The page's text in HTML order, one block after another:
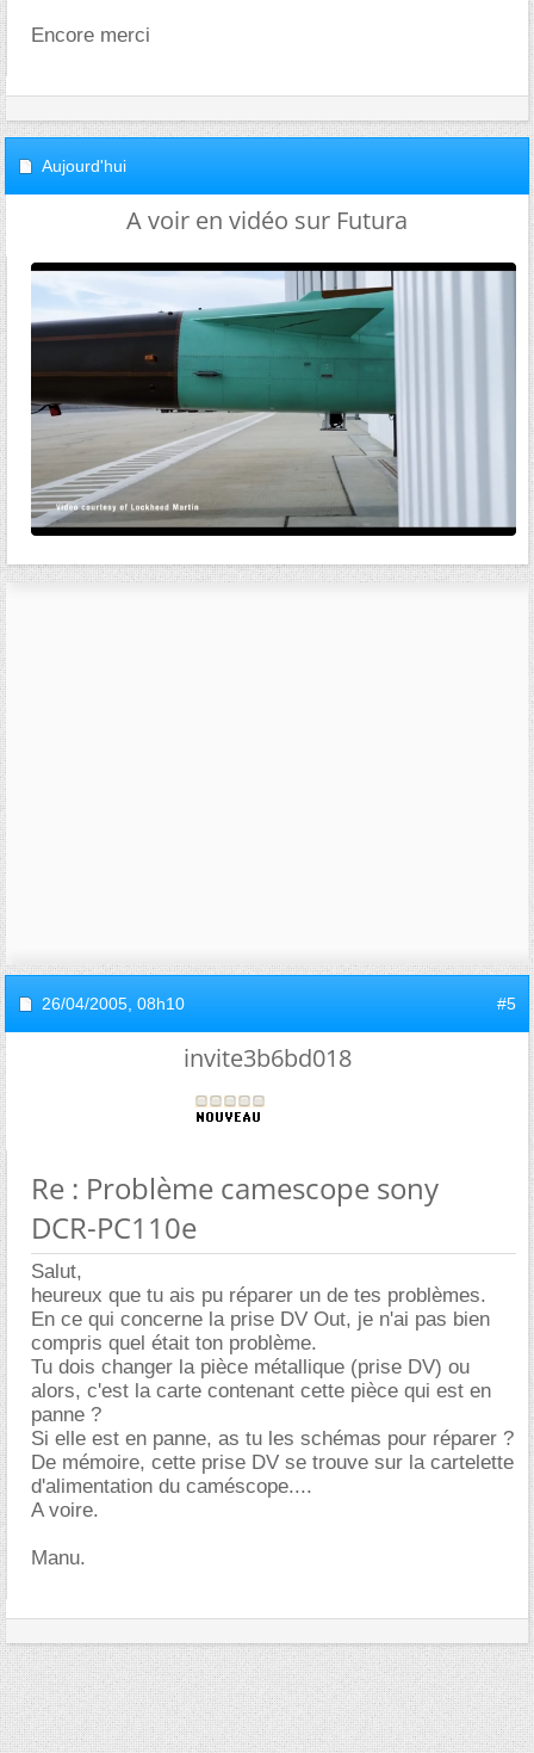
Encore merci
Aujourd'hui
A voir en vidéo sur Futura
26/04/2005, 08h10 #5
invite3b6bd018
Re : Problème camescope sony
DCR-PC110e
Salut,
heureux que tu ais pu réparer un de tes problèmes.
En ce qui concerne la prise DV Out, je n'ai pas bien
compris quel était ton problème.
Tu dois changer la pièce métallique (prise DV) ou
alors, c'est la carte contenant cette pièce qui est en
panne ?
Si elle est en panne, as tu les schémas pour réparer ?
De mémoire, cette prise DV se trouve sur la cartelette
d'alimentation du caméscope....
A voire.
Manu.